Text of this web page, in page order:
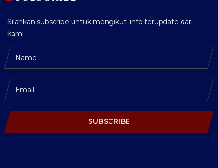
Silahkan subscribe untuk mengikuti info terupdate dari
kami
SUBSCRIBE